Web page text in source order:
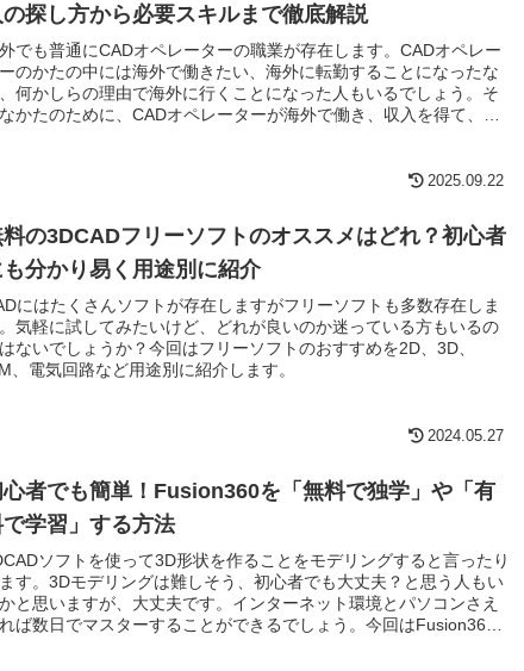
の探し方から必要スキルまで徹底解説
でも普通にCADオペレーターの職業が存在します。CADオペレー
のかたの中には海外で働きたい、海外に転勤することになったな
何かしらの理由で海外に行くことになった人もいるでしょう。そ
かたのために、CADオペレーターが海外で働き、収入を得て、活
2025.09.22
の3DCADフリーソフトのオススメはどれ？初心者
も分かり易く用途別に紹介
にはたくさんソフトが存在しますがフリーソフトも多数存在しま
気軽に試してみたいけど、どれが良いのか迷っている方もいるの
ないでしょうか？今回はフリーソフトのおすすめを2D、3D、
、電気回路など用途別に紹介します。
2024.05.27
心者でも簡単！Fusion360を「無料で独学」や「有
学習」する方法
ソフトを使って3D形状を作ることをモデリングすると言ったり
す。3Dモデリングは難しそう、初心者でも大丈夫？と思う人もい
と思いますが、大丈夫です。インターネット環境とパソコンさえ
ば数日でマスターすることができるでしょう。今回はFusion360